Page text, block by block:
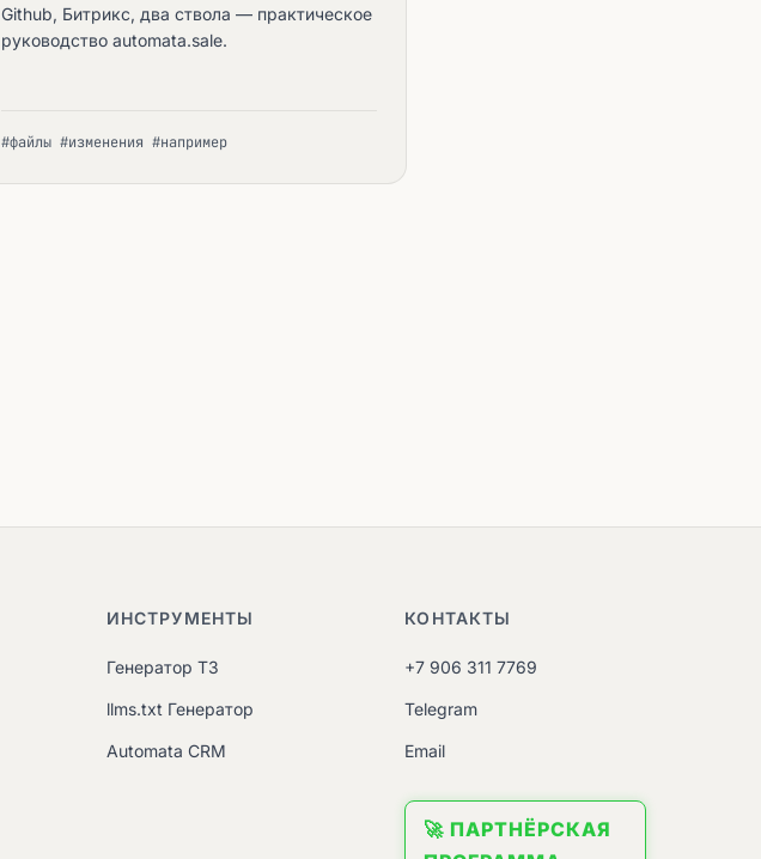
Github, Битрикс, два ствола — практическое
руководство automata.sale.
#файлы #изменения #например
ИНСТРУМЕНТЫ
Генератор ТЗ
llms.txt Генератор
Automata CRM
КОНТАКТЫ
+7 906 311 7769
Telegram
Email
🚀 ПАРТНЁРСКАЯ